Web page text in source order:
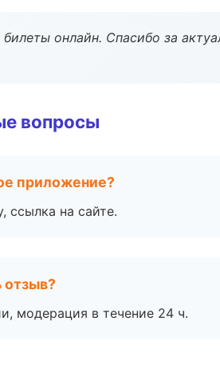
онлайн. Спасибо за
вопросы
приложение?
ссылка на сайте.
модерация в течение 24 ч.